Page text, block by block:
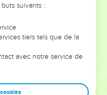
les doutes, les erreurs
alors même que ce
façonnés.
et responsables
afin que leurs erreurs
suivants :
tiers tels que de la
avec notre service de